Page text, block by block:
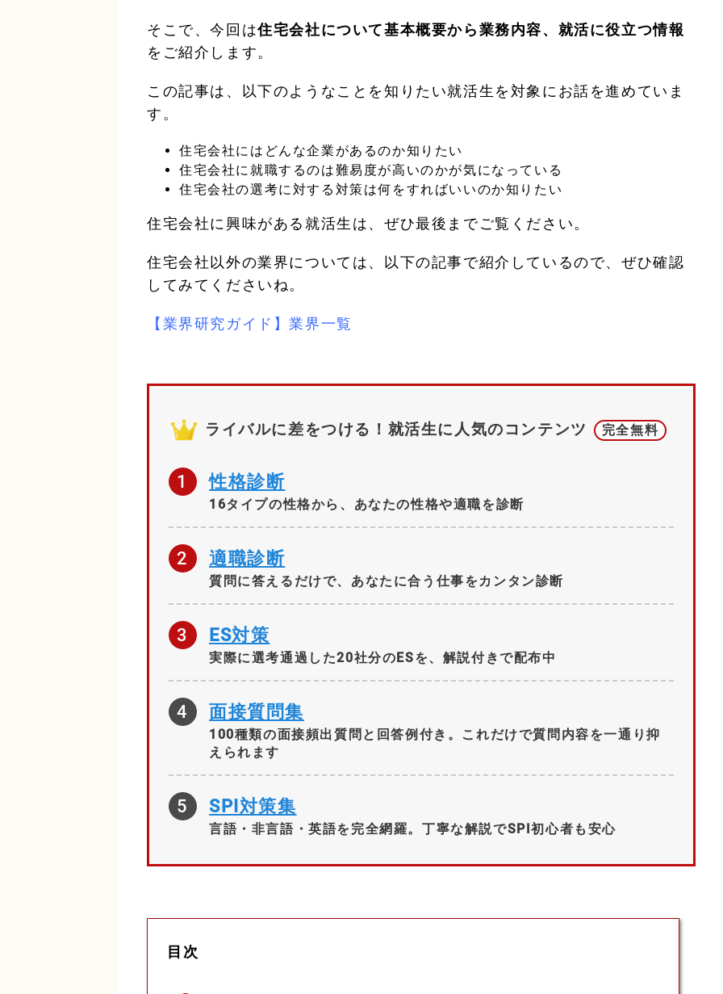
そこで、今回は住宅会社について基本概要から業務内容、就活に役立つ情報
をご紹介します。
この記事は、以下のようなことを知りたい就活生を対象にお話を進めていま
す。
住宅会社にはどんな企業があるのか知りたい
住宅会社に就職するのは難易度が高いのかが気になっている
住宅会社の選考に対する対策は何をすればいいのか知りたい
住宅会社に興味がある就活生は、ぜひ最後までご覧ください。
住宅会社以外の業界については、以下の記事で紹介しているので、ぜひ確認
してみてくださいね。
【業界研究ガイド】業界一覧
ライバルに差をつける！ 就活生に人気のコンテンツ 完全無料
1 性格診断
16タイプの性格から、あなたの性格や適職を診断
2 適職診断
質問に答えるだけで、あなたに合う仕事をカンタン診断
3 ES対策
実際に選考通過した20社分のESを、解説付きで配布中
4 面接質問集
100種類の面接頻出質問と回答例付き。これだけで質問内容を一通り抑
えられます
5 SPI対策集
言語・非言語・英語を完全網羅。丁寧な解説でSPI初心者も安心
目次